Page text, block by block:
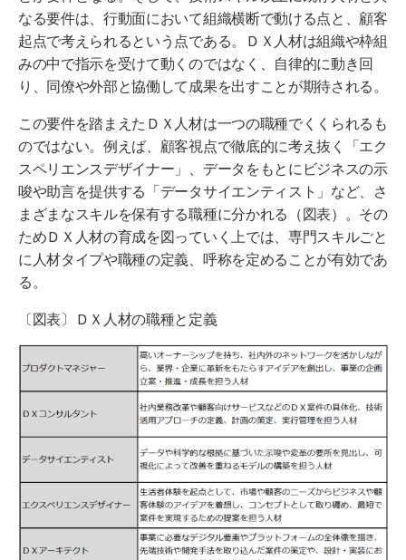
なる要件は、行動面において組織横断で動ける点と、顧客
起点で考えられるという点である。ＤＸ人材は組織や枠組
みの中で指示を受けて動くのではなく、自律的に動き回
り、同僚や外部と協働して成果を出すことが期待される。
この要件を踏まえたＤＸ人材は一つの職種でくくられるも
のではない。例えば、顧客視点で徹底的に考え抜く「エク
スペリエンスデザイナー」、データをもとにビジネスの示
唆や助言を提供する「データサイエンティスト」など、さ
まざまなスキルを保有する職種に分かれる（図表）。その
ためＤＸ人材の育成を図っていく上では、専門スキルごと
に人材タイプや職種の定義、呼称を定めることが有効であ
る。
〔図表〕ＤＸ人材の職種と定義